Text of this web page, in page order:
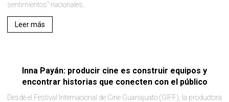
sentimientos" nacionales..
Leer más
Inna Payán: producir cine es construir equipos y
encontrar historias que conecten con el público
Desde el Festival Internacional de Cine Guanajuato (GIFF), la productora